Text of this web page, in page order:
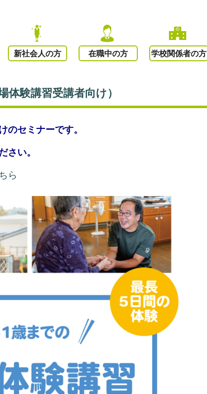
新社会人の方 在職中の方 学校関係者の方
体験講習受講者向け）
のセミナーです。
さい。
ら